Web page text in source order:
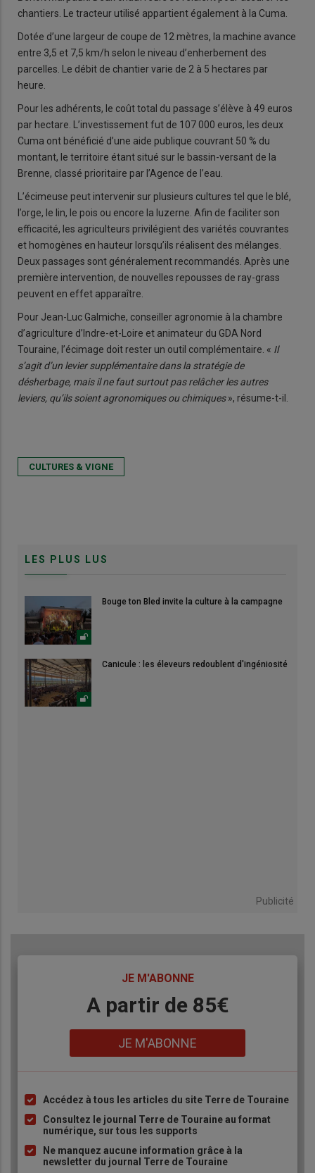
chantiers. Le tracteur utilisé appartient également à la Cuma.
Dotée d’une largeur de coupe de 12 mètres, la machine avance
entre 3,5 et 7,5 km/h selon le niveau d’enherbement des
parcelles. Le débit de chantier varie de 2 à 5 hectares par
heure.
Pour les adhérents, le coût total du passage s’élève à 49 euros
par hectare. L’investissement fut de 107 000 euros, les deux
Cuma ont bénéficié d’une aide publique couvrant 50 % du
montant, le territoire étant situé sur le bassin-versant de la
Brenne, classé prioritaire par l’Agence de l’eau.
L’écimeuse peut intervenir sur plusieurs cultures tel que le blé,
l’orge, le lin, le pois ou encore la luzerne. Afin de faciliter son
efficacité, les agriculteurs privilégient des variétés couvrantes
et homogènes en hauteur lorsqu’ils réalisent des mélanges.
Deux passages sont généralement recommandés. Après une
première intervention, de nouvelles repousses de ray-grass
peuvent en effet apparaître.
Pour Jean-Luc Galmiche, conseiller agronomie à la chambre
d’agriculture d’Indre-et-Loire et animateur du GDA Nord
Touraine, l’écimage doit rester un outil complémentaire. « Il
s’agit d’un levier supplémentaire dans la stratégie de
désherbage, mais il ne faut surtout pas relâcher les autres
leviers, qu’ils soient agronomiques ou chimiques», résume-t-il.
CULTURES & VIGNE
LES PLUS LUS
Bouge ton Bled invite la culture à la campagne
Canicule : les éleveurs redoublent d'ingéniosité
Publicité
JE M'ABONNE
A partir de 85€
JE M'ABONNE
Liste
à
puce
Accédez à tous les articles du site Terre de Touraine
Consultez le journal Terre de Touraine au format
numérique, sur tous les supports
Ne manquez aucune information grâce à la
newsletter du journal Terre de Touraine